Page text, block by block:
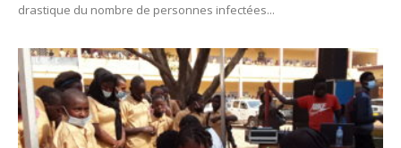
drastique du nombre de personnes infectées...